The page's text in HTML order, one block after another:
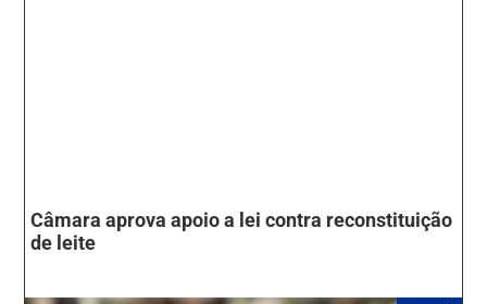
Câmara aprova apoio a lei contra reconstituição
de leite